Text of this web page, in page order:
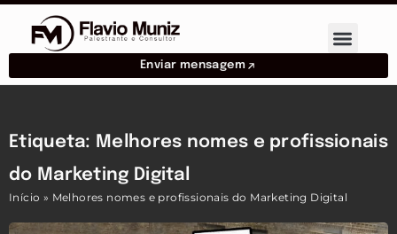
Enviar mensagem
Etiqueta: Melhores nomes e profissionais
do Marketing Digital
Início » Melhores nomes e profissionais do Marketing Digital